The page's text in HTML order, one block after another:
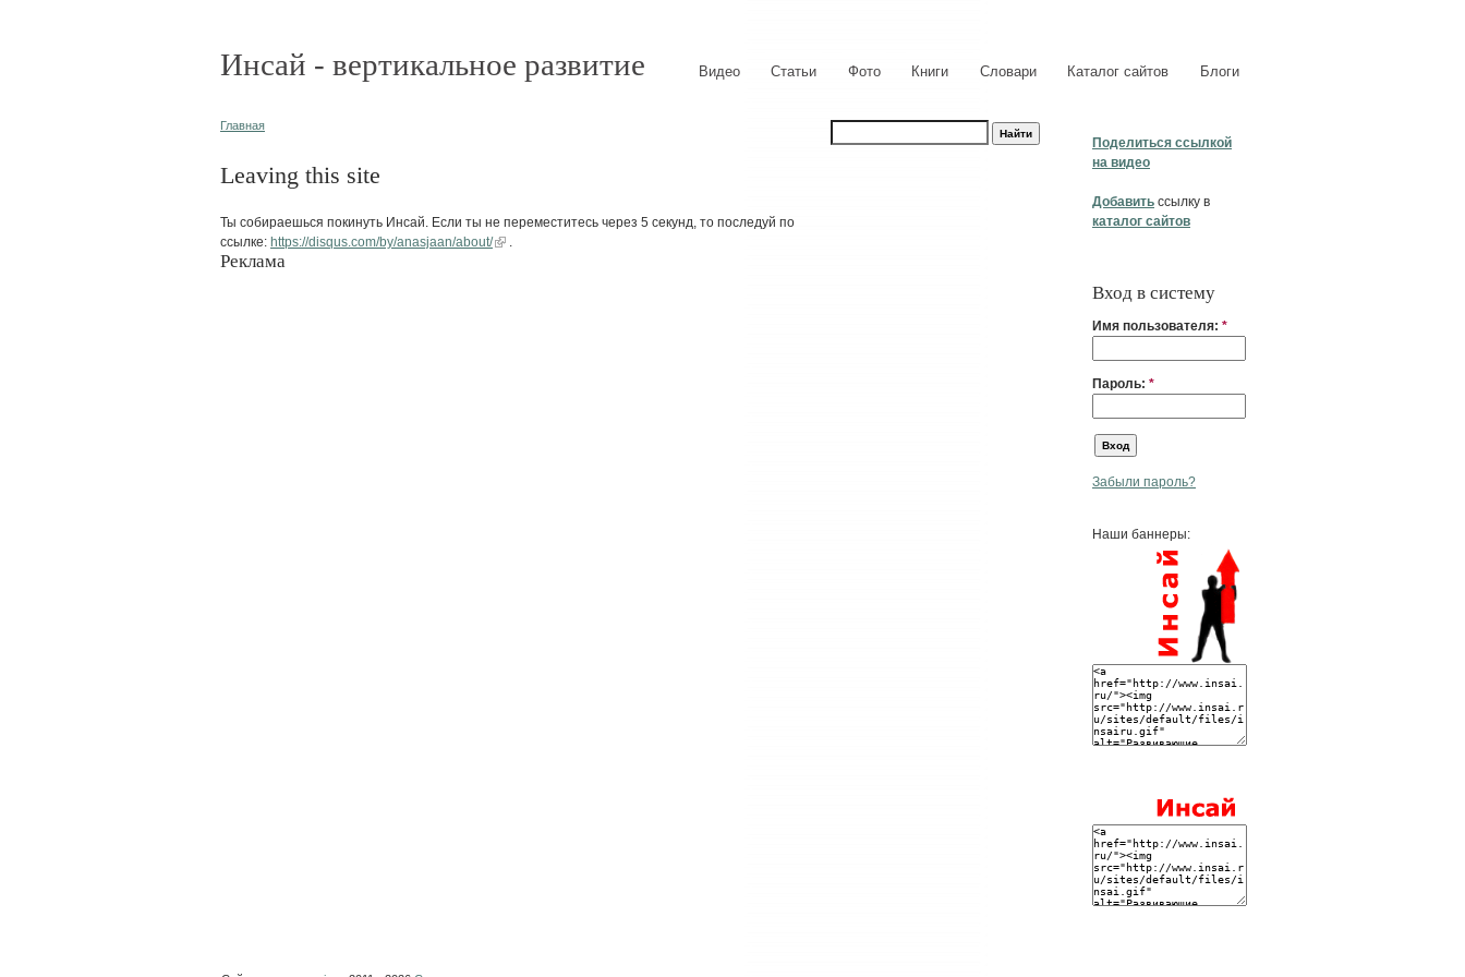
Инсай - вертикальное развитие Видео Статьи Фото Книги Словари Каталог сайтов Блоги
Поделиться ссылкой
на видео
Добавить ссылку в
каталог сайтов
Вход в систему
Имя пользователя: *
Пароль: *
Забыли пароль?
Наши баннеры:
Главная
Leaving this site
Ты собираешься покинуть Инсай. Если ты не переместитесь через 5 секунд, то последуй по
ссылке: https://disqus.com/by/anasjaan/about/
Реклама